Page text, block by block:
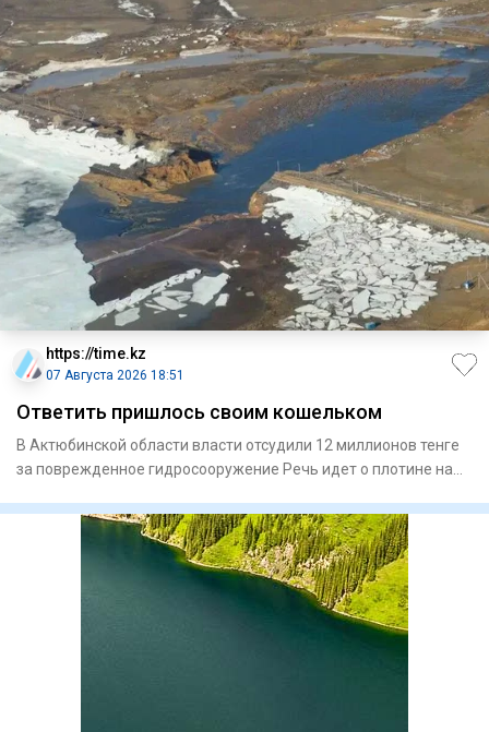
https://time.kz
07 Августа 2026 18:51
Ответить пришлось своим кошельком
В Актюбинской области власти отсудили 12 миллионов тенге
за поврежденное гидросооружение Речь идет о плотине на